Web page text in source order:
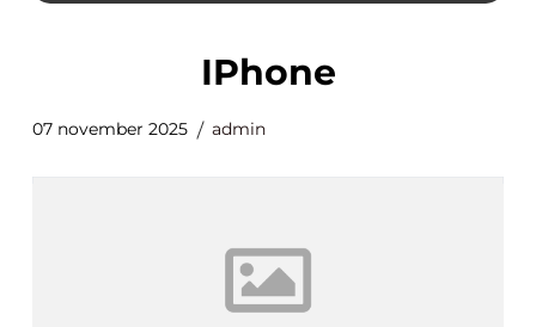
iPhone
07 november 2025 admin